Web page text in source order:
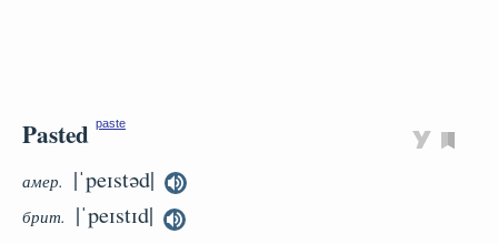
Pasted paste
амер. |ˈpeɪstəd|
брит. |ˈpeɪstɪd|